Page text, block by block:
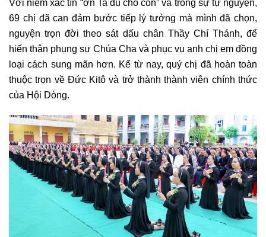
Với niềm xác tín “ơn Ta đủ cho con” và trong sự tự nguyện,
69 chị đã can đảm bước tiếp lý tưởng mà mình đã chọn,
nguyện trọn đời theo sát dấu chân Thầy Chí Thánh, để
hiến thân phụng sự Chúa Cha và phục vụ anh chị em đồng
loại cách sung mãn hơn. Kể từ nay, quý chị đã hoàn toàn
thuộc trọn về Đức Kitô và trở thành thành viên chính thức
của Hội Dòng.